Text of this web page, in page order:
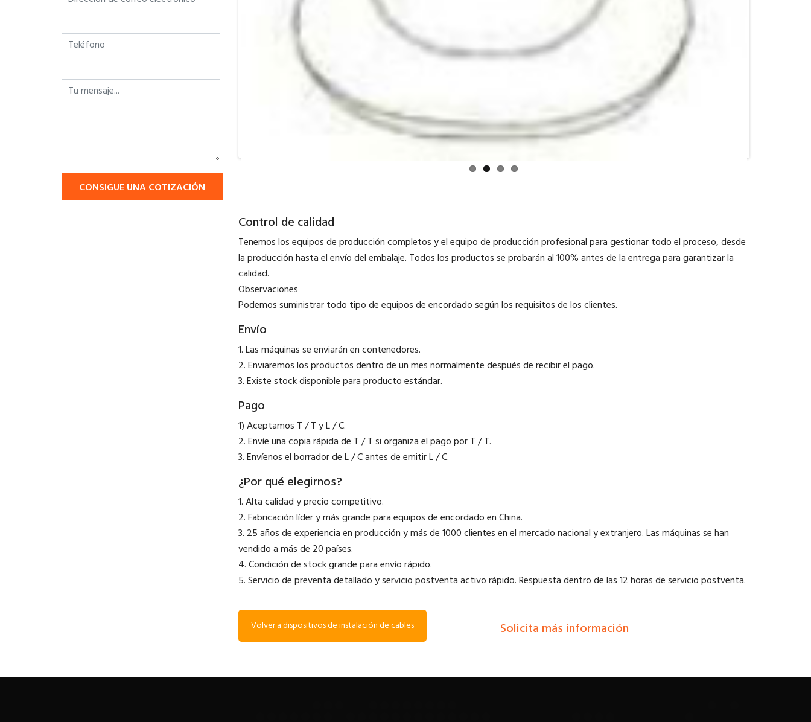
CONSIGUE UNA COTIZACIÓN
Control de calidad
Tenemos los equipos de producción completos y el equipo de producción profesional para gestionar todo el proceso, desde
la producción hasta el envío del embalaje. Todos los productos se probarán al 100% antes de la entrega para garantizar la
calidad.
Observaciones
Podemos suministrar todo tipo de equipos de encordado según los requisitos de los clientes.
Envío
1. Las máquinas se enviarán en contenedores.
2. Enviaremos los productos dentro de un mes normalmente después de recibir el pago.
3. Existe stock disponible para producto estándar.
Pago
1) Aceptamos T / T y L / C.
2. Envíe una copia rápida de T / T si organiza el pago por T / T.
3. Envíenos el borrador de L / C antes de emitir L / C.
¿Por qué elegirnos?
1. Alta calidad y precio competitivo.
2. Fabricación líder y más grande para equipos de encordado en China.
3. 25 años de experiencia en producción y más de 1000 clientes en el mercado nacional y extranjero. Las máquinas se han
vendido a más de 20 países.
4. Condición de stock grande para envío rápido.
5. Servicio de preventa detallado y servicio postventa activo rápido. Respuesta dentro de las 12 horas de servicio postventa.
Volver a dispositivos de instalación de cables Solicita más información